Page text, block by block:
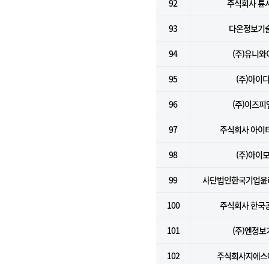
92
주식회사 튠
93 다온정보기
94 (주)유니와
95 (주)아이
96 (주)이즈피
97 주식회사 아이
98 (주)아이
99 사단법인한국기업
100 주식회사 한국
101 (주)엔정보
102 주식회사지에